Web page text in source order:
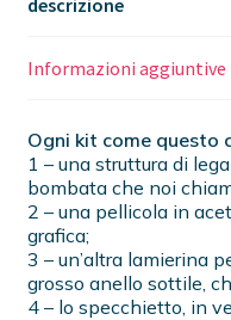
descrizione
Informazioni aggiuntive
Ogni kit come questo
1 – una struttura di
bombata che noi
2 – una pellicola in
grafica;
3 – un’altra lamierina
grosso anello sottile,
4 – lo specchietto, in